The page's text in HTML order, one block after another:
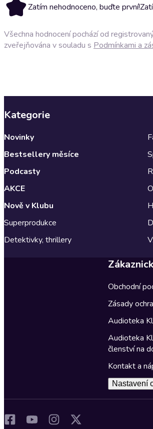
Zatím nehodnoceno, buďte první!
Všechna hodnocení pochází od
zveřejňována v souladu s Podmínkami a
Kategorie
Novinky
Bestsellery měsíce
Podcasty
AKCE
Nově v Klubu
Superprodukce
Detektivky, thrillery
Obchodní
Zásady
Audioteka
Audioteka
členství na
Kontakt a
Nastavení